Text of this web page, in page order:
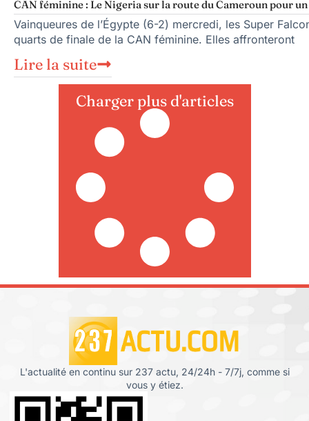
CAN féminine : Le Nigeria sur la route du Cameroun pour
Vainqueures de l’Égypte (6-2) mercredi, les Super
quarts de finale de la CAN féminine. Elles affronteront
Lire la suite
Charger plus d'articles
L'actualité en continu sur 237 actu, 24/24h - 7/7j, comme si
vous y étiez.